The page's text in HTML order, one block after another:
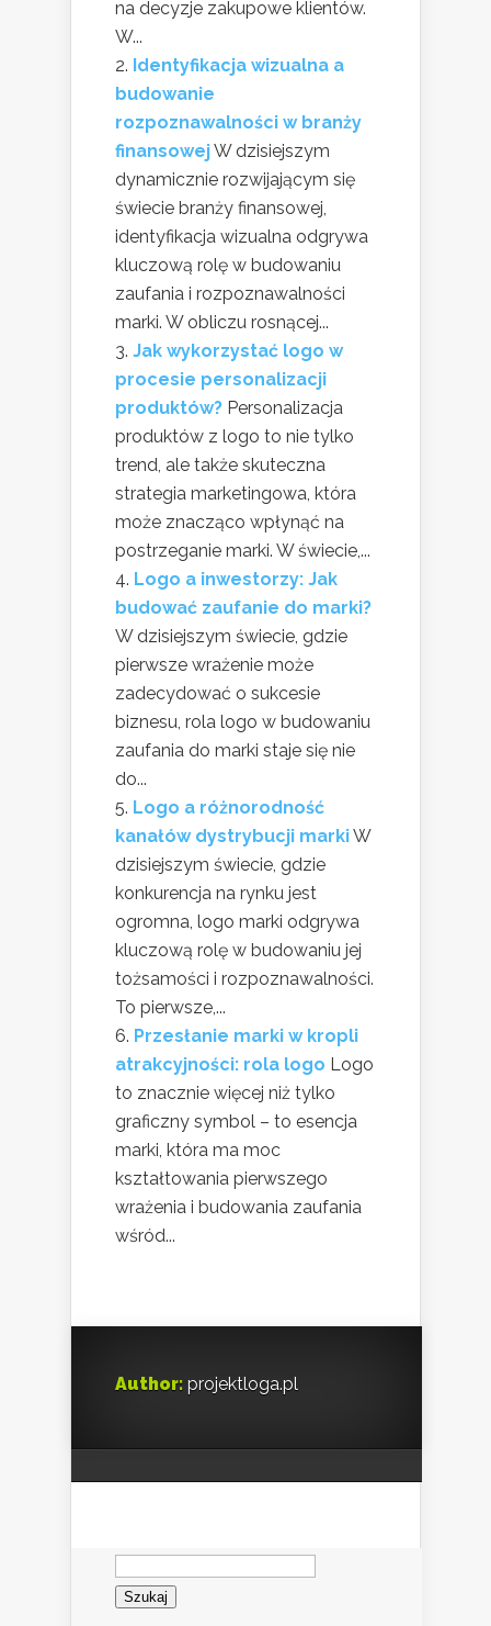
na decyzje zakupowe klientów.
W...
Identyfikacja wizualna a
budowanie
rozpoznawalności w branży
finansowejW dzisiejszym
dynamicznie rozwijającym się
świecie branży finansowej,
identyfikacja wizualna odgrywa
kluczową rolę w budowaniu
zaufania i rozpoznawalności
marki. W obliczu rosnącej...
Jak wykorzystać logo w
procesie personalizacji
produktów? Personalizacja
produktów z logo to nie tylko
trend, ale także skuteczna
strategia marketingowa, która
może znacząco wpłynąć na
postrzeganie marki. W świecie,...
Logo a inwestorzy: Jak
budować zaufanie do marki?
W dzisiejszym świecie, gdzie
pierwsze wrażenie może
zadecydować o sukcesie
biznesu, rola logo w budowaniu
zaufania do marki staje się nie
do...
Logo a różnorodność
kanałów dystrybucji markiW
dzisiejszym świecie, gdzie
konkurencja na rynku jest
ogromna, logo marki odgrywa
kluczową rolę w budowaniu jej
tożsamości i rozpoznawalności.
To pierwsze,...
Przesłanie marki w kropli
atrakcyjności: rola logo Logo
to znacznie więcej niż tylko
graficzny symbol – to esencja
marki, która ma moc
kształtowania pierwszego
wrażenia i budowania zaufania
wśród...
Author: projektloga.pl
Szukaj: